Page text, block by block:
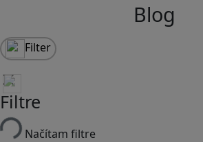
Blog
Filter
Filtre
Načítam filtre